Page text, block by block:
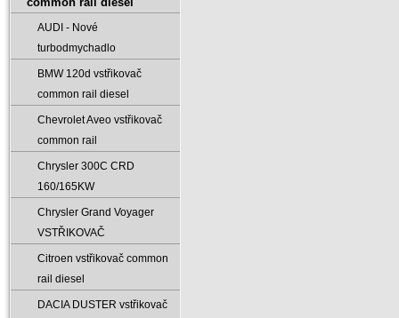
AUDI - Nové
turbodmychadlo
BMW 120d vstřikovač
common rail diesel
Chevrolet Aveo vstřikovač
common rail
Chrysler 300C CRD
160/165KW
Chrysler Grand Voyager
VSTŘIKOVAČ
Citroen vstřikovač common
rail diesel
DACIA DUSTER vstřikovač